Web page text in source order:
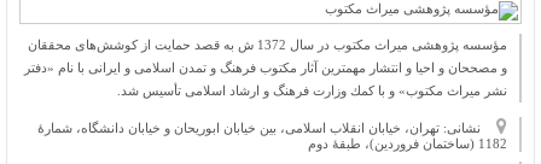
مؤسسه پژوهشی میراث مكتوب در سال 1372 ش به قصد حمایت از كوشش‌های محققان
و مصححان و احیا و انتشار مهمترین آثار مكتوب فرهنگ و تمدن اسلامی و ایرانی با نام «دفتر
نشر میراث مكتوب» و با كمك وزارت فرهنگ و ارشاد اسلامی تأسیس شد.
نشانی: تهران، خیابان انقلاب اسلامی، بین خیابان ابوریحان و خیابان دانشگاه، شمارۀ
1182 (ساختمان فروردین)، طبقۀ دوم